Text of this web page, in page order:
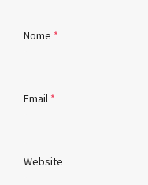
Nome *
Email *
Website